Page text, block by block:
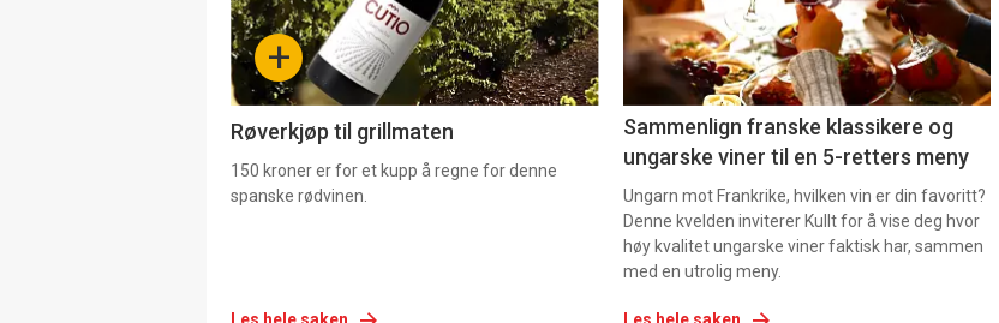
-
4 +
Røverkjøp til grillmaten
150 kroner er for et kupp å regne for denne
spanske rødvinen.
-
5
Sammenlign franske klassikere og
ungarske viner til en 5-retters meny
Ungarn mot Frankrike, hvilken vin er din favoritt?
Denne kvelden inviterer Kullt for å vise deg hvor
høy kvalitet ungarske viner faktisk har, sammen
med en utrolig meny.